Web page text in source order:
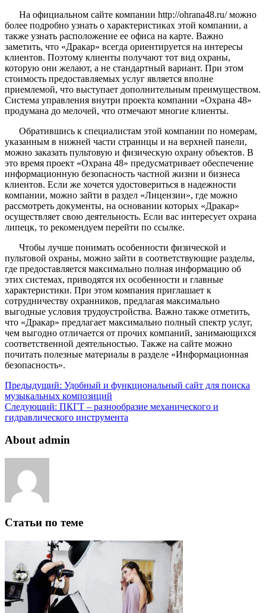
На официальном сайте компании http://ohrana48.ru/ можно
более подробно узнать о характеристиках этой компании, а
также узнать расположение ее офиса на карте. Важно
заметить, что «Дракар» всегда ориентируется на интересы
клиентов. Поэтому клиенты получают тот вид охраны,
которую они желают, а не стандартный вариант. При этом
стоимость предоставляемых услуг является вполне
приемлемой, что выступает дополнительным преимуществом.
Система управления внутри проекта компании «Охрана 48»
продумана до мелочей, что отмечают многие клиенты.
Обратившись к специалистам этой компании по номерам,
указанным в нижней части страницы и на верхней панели,
можно заказать пультовую и физическую охрану объектов. В
это время проект «Охрана 48» предусматривает обеспечение
информационную безопасность частной жизни и бизнеса
клиентов. Если же хочется удостовериться в надежности
компании, можно зайти в раздел «Лицензии», где можно
рассмотреть документы, на основании которых «Дракар»
осуществляет свою деятельность. Если вас интересует охрана
липецк, то рекомендуем перейти по ссылке.
Чтобы лучше понимать особенности физической и
пультовой охраны, можно зайти в соответствующие разделы,
где предоставляется максимально полная информацию об
этих системах, приводятся их особенности и главные
характеристики. При этом компания приглашает к
сотрудничеству охранников, предлагая максимально
выгодные условия трудоустройства. Важно также отметить,
что «Дракар» предлагает максимально полный спектр услуг,
чем выгодно отличается от прочих компаний, занимающихся
соответственной деятельностью. Также на сайте можно
почитать полезные материалы в разделе «Информационная
безопасность».
Предыдущий: Удобный и функциональный сайт для поиска
музыкальных композиций
Следующий: ПКГТ – разнообразие механического и
гидравлического инструмента
About admin
Статьи по теме